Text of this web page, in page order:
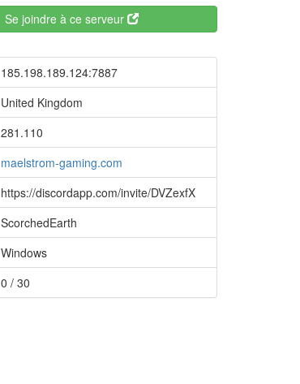
Se joindre à ce serveur
185.198.189.124:7887
United Kingdom
281.110
maelstrom-gaming.com
https://discordapp.com/invite/DVZexfX
ScorchedEarth
Windows
0 / 30